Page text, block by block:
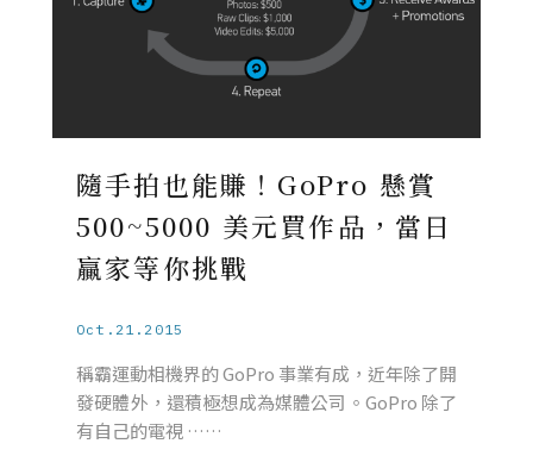
隨手拍也能賺！GoPro 懸賞
500~5000 美元買作品，當日
贏家等你挑戰
Oct.21.2015
稱霸運動相機界的 GoPro 事業有成，近年除了開
發硬體外，還積極想成為媒體公司。GoPro 除了
有自己的電視 ……